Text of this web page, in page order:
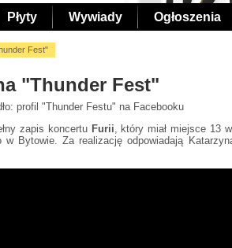
Płyty Wywiady Ogłoszenia
Fest"
"Thunder Fest"
profil "Thunder Festu" na Facebooku
zapis koncertu Furii , który miał miejsce 13
Bytowie. Za realizację odpowiadają